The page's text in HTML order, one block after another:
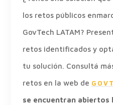
los retos públicos
GovTech LATAM?
retos identificados y
tu solución. Consultá
retos en la web de
se encuentran abiertos